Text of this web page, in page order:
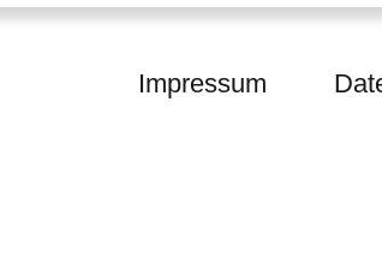
Impressum